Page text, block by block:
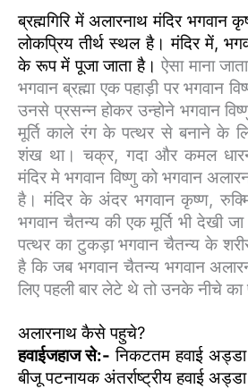
ब्रह्मगिरि में अलारनाथ मंदिर
लोकप्रिय तीर्थ स्थल है। मंदिर में,
के रूप में पूजा जाता है।ऐसा माना
भगवान ब्रह्मा एक पहाड़ी पर भगवान
उनसे प्रसन्न होकर उन्होने भगवान
मूर्ति काले रंग के पत्थर से बनाने के
शंख था। चक्र, गदा और कमल
मंदिर मे भगवान विष्णु को भगवान
है। मंदिर के अंदर भगवान कृष्ण,
भगवान चैतन्य की एक मूर्ति भी देखी
पत्थर का टुकड़ा भगवान चैतन्य के
है कि जब भगवान चैतन्य भगवान
लिए पहली बार लेटे थे तो उनके नीचे का
अलारनाथ कैसे पहुचे?
हवाईजहाज से:- निकटतम हवाई
बीजू पटनायक अंतर्राष्ट्रीय हवाई